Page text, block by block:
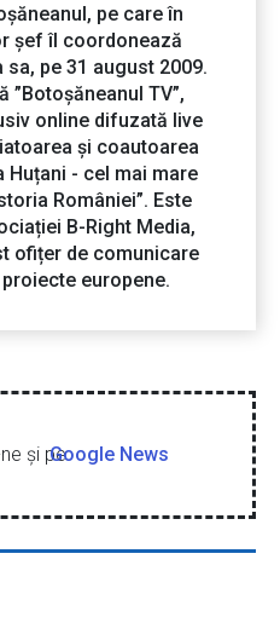
pe care în
șef îl coordonează
pe 31 august 2009.
”Botoșăneanul TV”,
online difuzată live
și coautoarea
Huțani - cel mai mare
României”. Este
B-Right Media,
ofițer de comunicare
europene.
şi peGoogle News